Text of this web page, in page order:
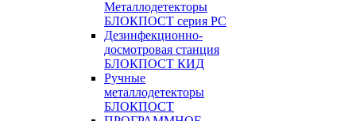
Металлодетекторы
БЛОКПОСТ серия РС
Дезинфекционно-
досмотровая станция
БЛОКПОСТ КИД
Ручные
металлодетекторы
БЛОКПОСТ